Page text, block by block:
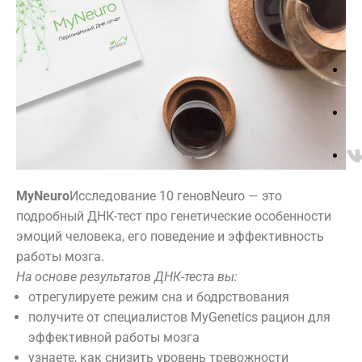
MyNeuroИсследование 10 геновNeuro — это
подробный ДНК-тест про генетические особенности
эмоций человека, его поведение и эффективность
работы мозга.
На основе результатов ДНК-теста вы:
отрегулируете режим сна и бодрствования
получите от специалистов MyGenetics рацион для
эффективной работы мозга
узнаете, как снизить уровень тревожности
Косметология
SPA
Салон
Инъекционные
методики
Пилинг
Консультация
Тело
ДНК-тест
bretagne
Algotherm
Biologique
Recherche
Массаж
Ванны
SPA
Этикет
Оформление
ресниц
Ногтевой
сервис
О КОМПАНИИ: ФИЛОСОФИЯ
ПРЕЙСКУРАНТ
ОТЗЫВЫ НАШИ ПАРТНЕРЫ
Уважаемые
клиенты
Цены находятся в стадии переработки. Просьба
уточнять актуальные цены у администратора!